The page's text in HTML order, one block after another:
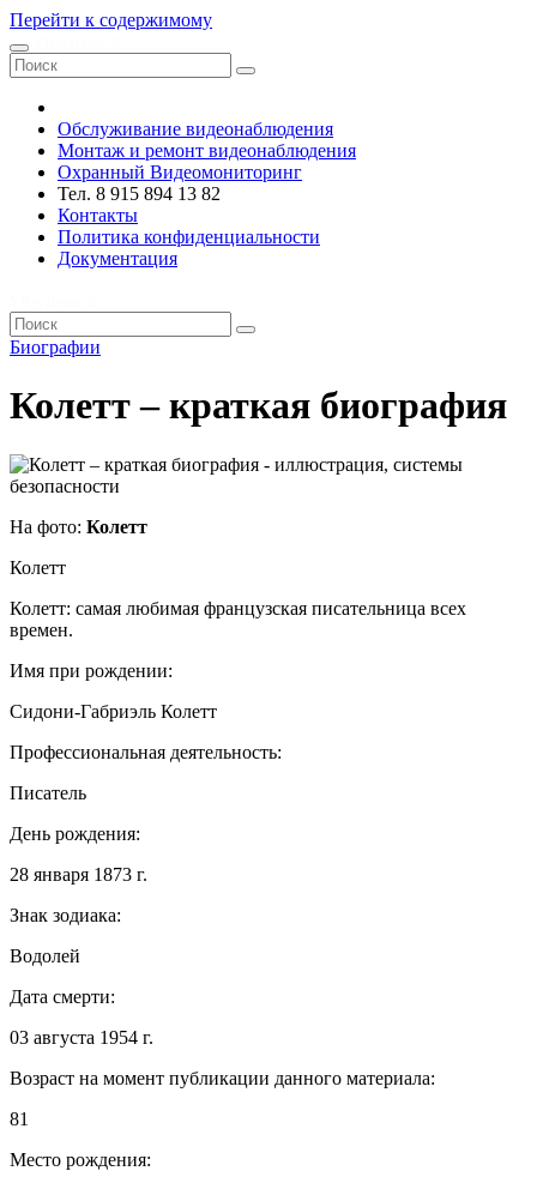
Перейти к содержимому
Обслуживание видеонаблюдения
Монтаж и ремонт видеонаблюдения
Охранный Видеомониторинг
Тел. 8 915 894 13 82
Контакты
Политика конфиденциальности
Документация
Биографии
Колетт – краткая биография
На фото: Колетт
Колетт
Колетт: самая любимая французская писательница всех
времен.
Имя при рождении:
Сидони-Габриэль Колетт
Профессиональная деятельность:
Писатель
День рождения:
28 января 1873 г.
Знак зодиака:
Водолей
Дата смерти:
03 августа 1954 г.
Возраст на момент публикации данного материала:
81
Место рождения: